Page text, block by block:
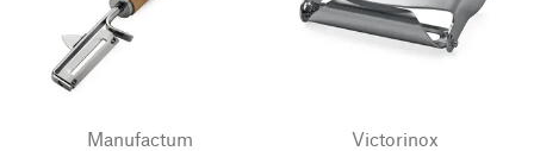
Manufactum
Victorinox